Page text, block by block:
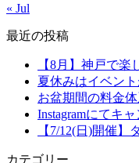
« Jul
最近の投稿
【8月】神戸で
夏休みはイベン
お盆期間の料金
Instagramにてキ
【7/12(日)開催
カテゴリー